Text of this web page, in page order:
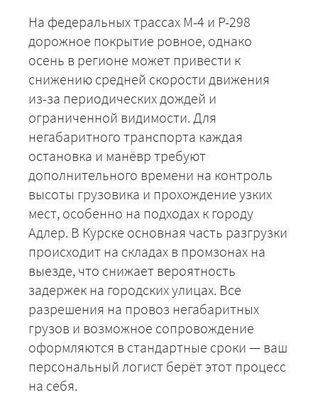
На федеральных трассах М-4 и Р-298
дорожное покрытие ровное, однако
осень в регионе может привести к
снижению средней скорости движения
из-за периодических дождей и
ограниченной видимости. Для
негабаритного транспорта каждая
остановка и манёвр требуют
дополнительного времени на контроль
высоты грузовика и прохождение узких
мест, особенно на подходах к городу
Адлер. В Курске основная часть разгрузки
происходит на складах в промзонах на
выезде, что снижает вероятность
задержек на городских улицах. Все
разрешения на провоз негабаритных
грузов и возможное сопровождение
оформляются в стандартные сроки — ваш
персональный логист берёт этот процесс
на себя.
+7 (499) 520-05-23
ЗАКАЗАТЬ